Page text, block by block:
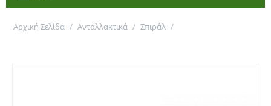
Αρχική Σελίδα / Ανταλλακτικά / Σπιράλ /